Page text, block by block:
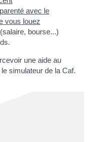
avec le
vous louez
bourse...)
une aide au
simulateur de la Caf.